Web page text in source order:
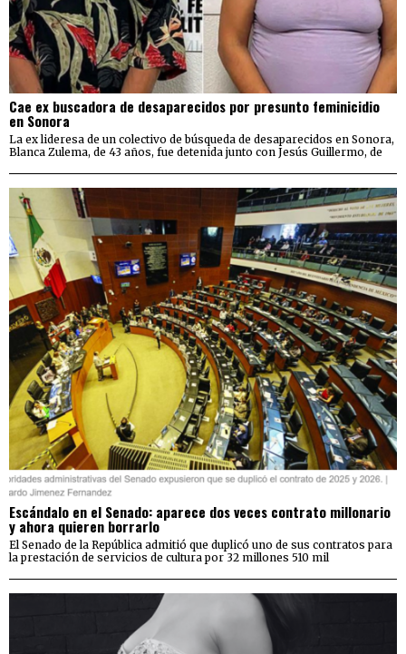
Cae ex buscadora de desaparecidos por presunto feminicidio
en Sonora
La ex lideresa de un colectivo de búsqueda de desaparecidos en Sonora,
Blanca Zulema, de 43 años, fue detenida junto con Jesús Guillermo, de
Escándalo en el Senado: aparece dos veces contrato millonario
y ahora quieren borrarlo
El Senado de la República admitió que duplicó uno de sus contratos para
la prestación de servicios de cultura por 32 millones 510 mil